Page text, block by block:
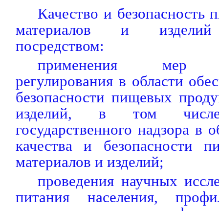
Качество и безопасность
материалов и изделий
посредством:
применения мер
регулирования в области
безопасности пищевых
изделий, в том числе
государственного надзора в
качества и безопасности
материалов и изделий;
проведения научных
питания населения,